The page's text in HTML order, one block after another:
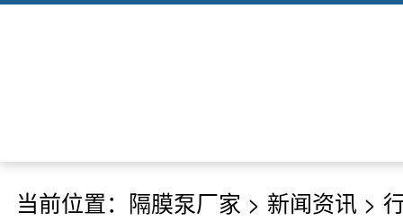
当前位置： 隔膜泵厂家 > 新闻资讯 >